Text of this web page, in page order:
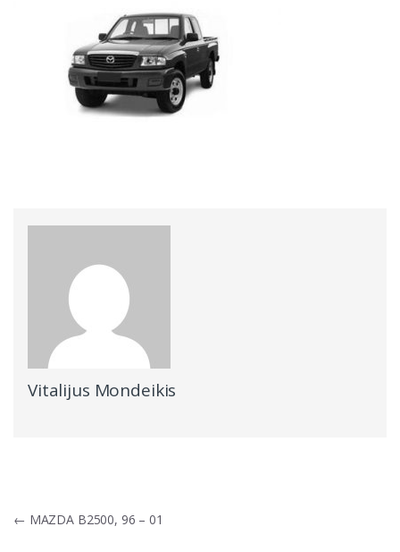
Vitalijus Mondeikis
Navigacija
← MAZDA B2500, 96 – 01